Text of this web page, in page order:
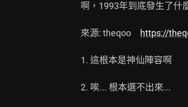
啊，1993年到底發生了什
來源: theqoo https://
1. 這根本是神仙陣容啊
2. 唉... 根本選不出來...